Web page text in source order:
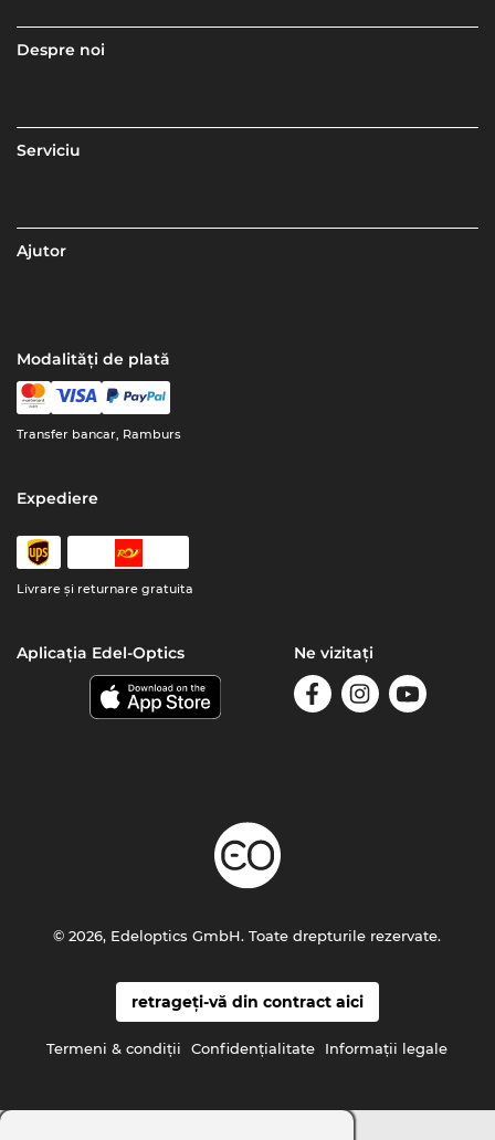
Despre noi
Serviciu
Ajutor
Modalități de plată
Transfer bancar, Ramburs
Expediere
Livrare şi returnare gratuita
Aplicația Edel-Optics Ne vizitați
retrageți-vă din contract aici
Termeni & condiţii Confidenţialitate Informaţii legale
© 2026, Edeloptics GmbH. Toate drepturile rezervate.